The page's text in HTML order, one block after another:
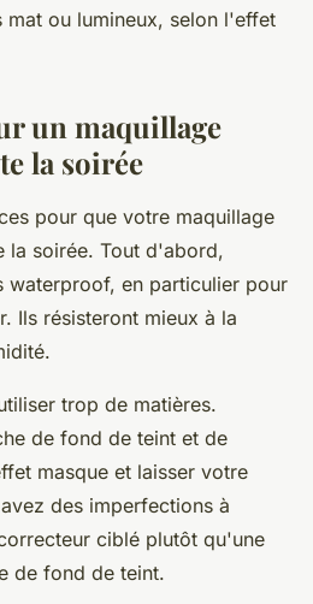
mat ou lumineux, selon l'effet
un maquillage
la soirée
pour que votre maquillage
la soirée. Tout d'abord,
waterproof, en particulier pour
Ils résisteront mieux à la
trop de matières.
de fond de teint et de
masque et laisser votre
des imperfections à
ciblé plutôt qu'une
de fond de teint.